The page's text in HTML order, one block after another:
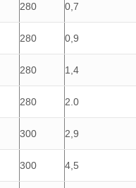
280 0,7
280 0,9
280 1,4
280 2.0
300 2,9
300 4,5